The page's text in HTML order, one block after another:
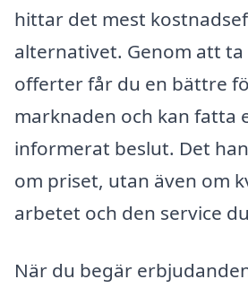
hittar det mest
alternativet. Genom att
offerter får du en bättre
marknaden och kan fatta
informerat beslut. Det
om priset, utan även om
arbetet och den service
När du begär